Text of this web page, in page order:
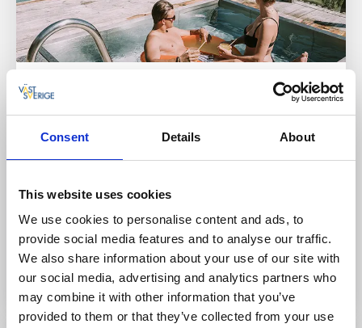
Consent Details About
This website uses cookies
We use cookies to personalise content and ads, to
provide social media features and to analyse our traffic.
We also share information about your use of our site with
our social media, advertising and analytics partners who
may combine it with other information that you’ve
provided to them or that they’ve collected from your use
VANN Spa, Hotell & Konferens
Brastad
På VANN finner du stilla vatten, varmt och kallt, inne
och ute. Värm dig i någon av våra bastur inne på spa.
fjorden, njut av utsikten och ta dig ett härligt
svalkande dopp i fjorden året om.
Till hemsidan